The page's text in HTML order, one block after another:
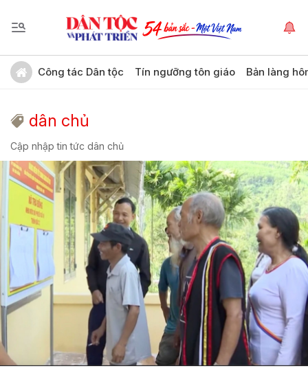
Công tác Dân tộc Tín ngưỡng tôn giáo Bản làng
dân chủ
Cập nhập tin tức dân chủ